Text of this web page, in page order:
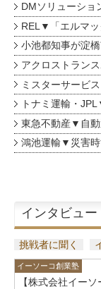
DMソリューショ
REL▼「エルマッ
小池都知事が淀
アクロストラン
ミスターサービ
トナミ運輸・
東急不動産▼自動
鴻池運輸▼災害時
インタビュー
挑戦者に聞く
イーソーコ創業塾
【株式会社イー